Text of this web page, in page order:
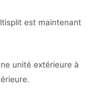
est maintenant
unité extérieure à